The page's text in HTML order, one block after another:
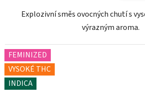
Explozivní směs ovocných chutí s
výrazným aroma.
FEMINIZED
VYSOKÉ THC
INDICA